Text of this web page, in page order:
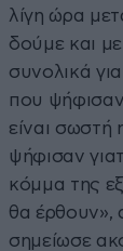
λίγη ώρα
δούμε και
συνολικά
που
είναι σωστή
ψήφισαν
κόμμα της
θα
σημείωσε